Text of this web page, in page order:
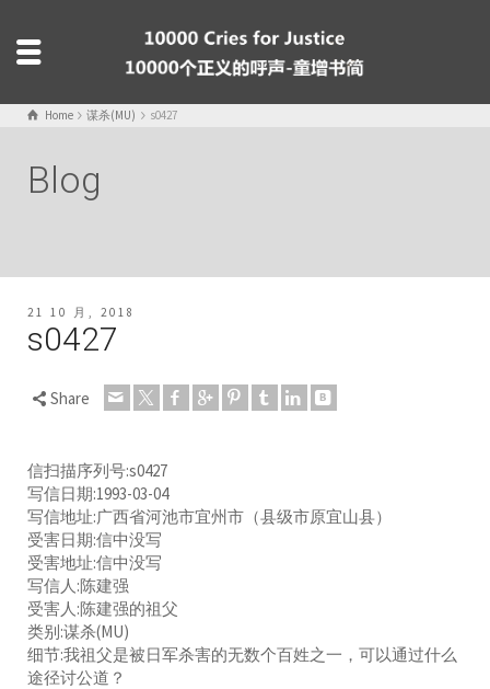
Home 谋杀(MU) s0427
Blog
21 10 月, 2018
s0427
Share
信扫描序列号:s0427
写信日期:1993-03-04
写信地址:广西省河池市宜州市（县级市原宜山县）
受害日期:信中没写
受害地址:信中没写
写信人:陈建强
受害人:陈建强的祖父
类别:谋杀(MU)
细节:我祖父是被日军杀害的无数个百姓之一，可以通过什么
途径讨公道？